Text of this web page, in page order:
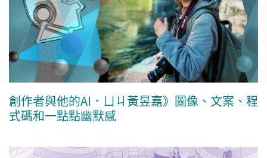
創作者與他的AI．ㄩㄐ黃昱嘉》圖像、文案、程
式碼和一點點幽默感